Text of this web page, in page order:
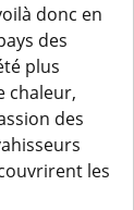
donc en
des
plus
chaleur,
des
les